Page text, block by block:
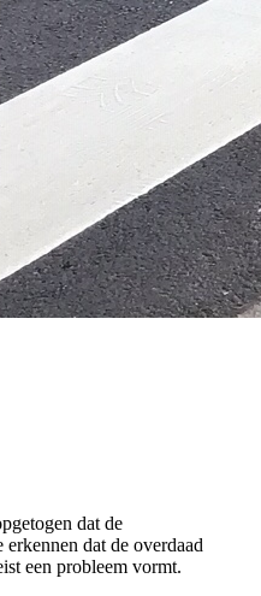
dat de
erkennen dat de overdaad
een probleem vormt.